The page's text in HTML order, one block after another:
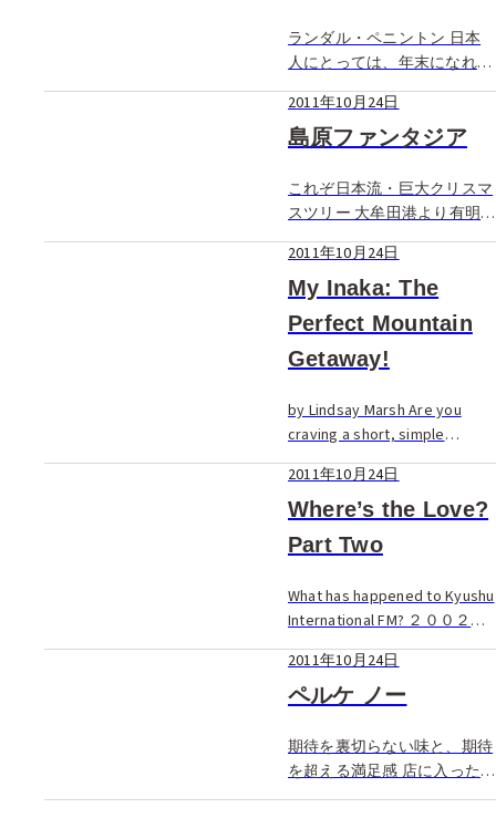
ランダル・ペニントン 日本
人にとっては、年末になれば
「忘年会」は当たり前の行
事。しかしこれが外国人にと
っては、どうやら珍妙なモノ
「忘年会」の印象とは??日本
在住17年の、アメリカ出身・
2011年10月24日
島原ファンタジア
これぞ日本流・巨大クリスマ
スツリー 大牟田港より有明
海を高速船で渡ること約40
分、長崎県・島原へと辿り着
く。町の背後には雲仙・普賢
岳がそびえ立ち、壮大な眺
め。 1990年に起こった雲
仙・普賢岳の火山活動による
2011年10月24日
My Inaka: The
Perfect Mountain
Getaway!
by Lindsay Marsh Are you
craving a short, simple
escape from your hectic city
life? Pinpoint tiny Saga
Prefect […]
2011年10月24日
Where’s the Love?
Part Two
What has happened to Kyushu
International FM? ２００２年
１１月号のフクオカ・ナウで
は、九州国際FM・Love FMの
現状についての記事を紹介し
てのご […]
2011年10月24日
ペルケ ノー
期待を裏切らない味と、期待
を超える満足感 店に入った
瞬間“美味しそうな匂い”がし